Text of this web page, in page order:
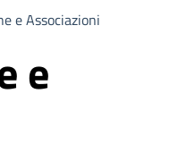
e Associazioni
e